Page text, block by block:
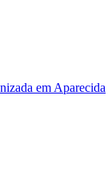
em Aparecida